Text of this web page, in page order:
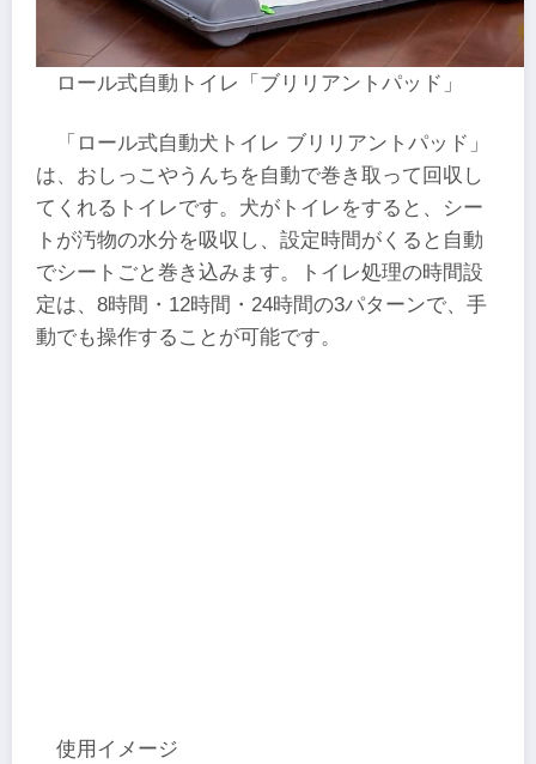
ロール式自動トイレ「ブリリアントパッド」
「ロール式自動犬トイレ ブリリアントパッド」
は、おしっこやうんちを自動で巻き取って回収し
てくれるトイレです。犬がトイレをすると、シー
トが汚物の水分を吸収し、設定時間がくると自動
でシートごと巻き込みます。トイレ処理の時間設
定は、8時間・12時間・24時間の3パターンで、手
動でも操作することが可能です。
使用イメージ